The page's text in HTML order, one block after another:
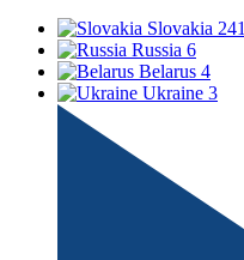
Slovakia 241
Russia 6
Belarus 4
Ukraine 3